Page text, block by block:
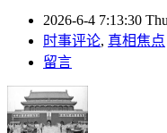
2026-6-4 7:13:30 Thu
时事评论, 真相焦点
留言